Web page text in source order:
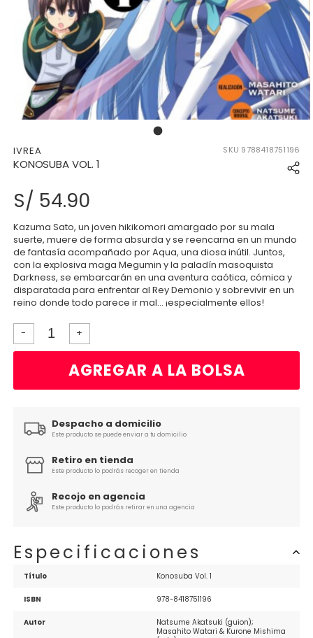
177077159494304_17707715943
IVREA SKU 9788418751196
KONOSUBA VOL. 1
S/ 54.90
Kazuma Sato, un joven hikikomori amargado por su mala
suerte, muere de forma absurda y se reencarna en un mundo
de fantasía acompañado por Aqua, una diosa inútil. Juntos,
con la explosiva maga Megumin y la paladín masoquista
Darkness, se embarcarán en una aventura caótica, cómica y
disparatada para enfrentar al Rey Demonio y sobrevivir en un
reino donde todo parece ir mal… ¡especialmente ellos!
- +
AGREGAR A LA BOLSA
Despacho a domicilio
Este producto se puede enviar a tu domicilio
Retiro en tienda
Este producto lo podrás recoger en tienda
Recojo en agencia
Este producto lo podrás retirar en una agencia
Especificaciones
Título Konosuba Vol. 1
ISBN 978-8418751196
Autor
Natsume Akatsuki (guion);
Masahito Watari & Kurone Mishima